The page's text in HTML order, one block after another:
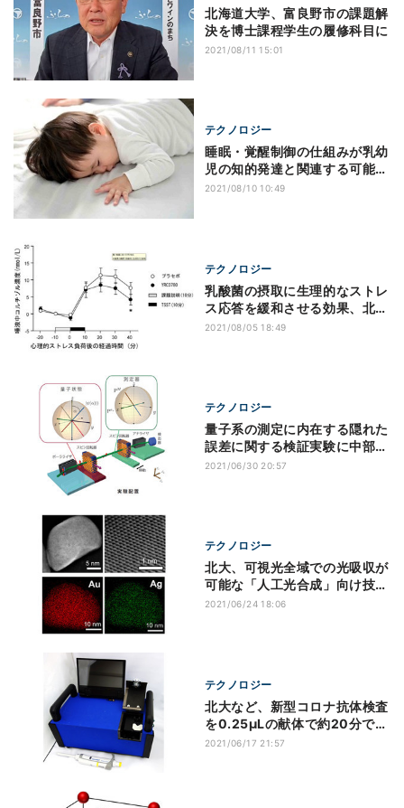
北海道大学、富良野市の課題解
決を博士課程学生の履修科目に
2021/08/11 15:01
テクノロジー
睡眠・覚醒制御の仕組みが乳幼
児の知的発達と関連する可能
性、北大などが確認
2021/08/10 10:49
テクノロジー
乳酸菌の摂取に生理的なストレ
ス応答を緩和させる効果、北大
などが確認
2021/08/05 18:49
テクノロジー
量子系の測定に内在する隠れた
誤差に関する検証実験に中部大
などが成功
2021/06/30 20:57
テクノロジー
北大、可視光全域での光吸収が
可能な「人工光合成」向け技術
を開発
2021/06/24 18:06
テクノロジー
北大など、新型コロナ抗体検査
を0.25μLの献体で約20分で行
える装置を開発
2021/06/17 21:57